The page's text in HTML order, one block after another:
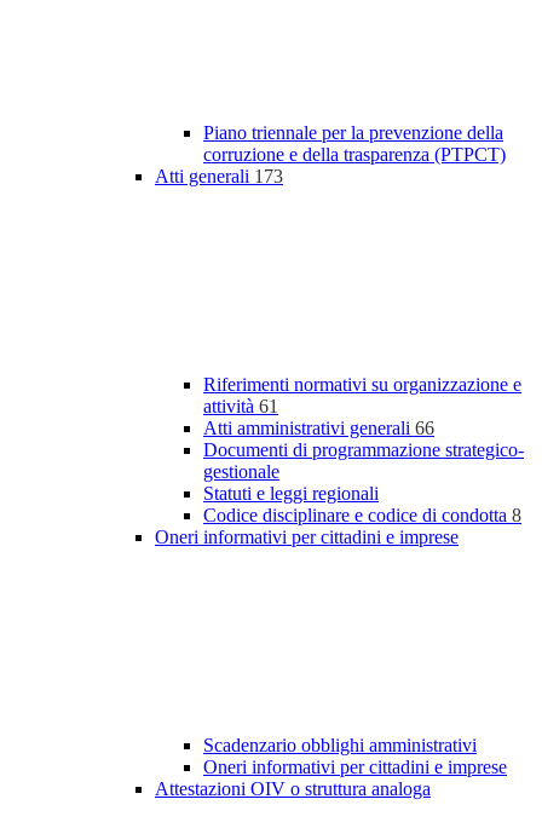
Piano triennale per la prevenzione della
corruzione e della trasparenza (PTPCT)
Atti generali 173
Riferimenti normativi su organizzazione e
attività 61
Atti amministrativi generali 66
Documenti di programmazione strategico-
gestionale
Statuti e leggi regionali
Codice disciplinare e codice di condotta 8
Oneri informativi per cittadini e imprese
Scadenzario obblighi amministrativi
Oneri informativi per cittadini e imprese
Attestazioni OIV o struttura analoga